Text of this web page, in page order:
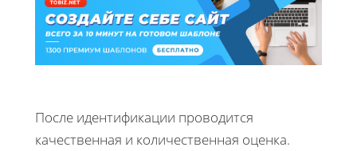
После идентификации проводится
качественная и количественная оценка.